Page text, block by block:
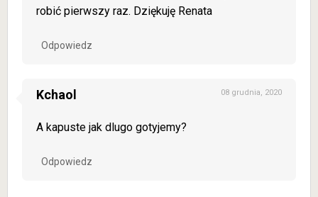
robić pierwszy raz. Dziękuję Renata
Odpowiedz
Kchaol 08 grudnia, 2020
A kapuste jak dlugo gotyjemy?
Odpowiedz